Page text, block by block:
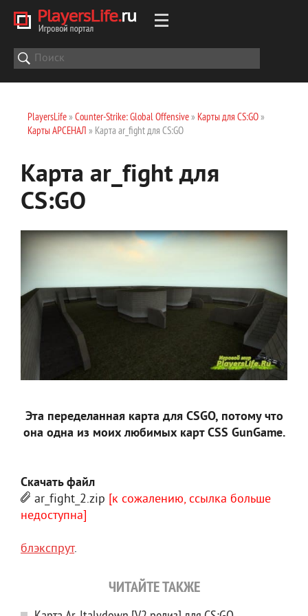
PlayersLife» Counter-Strike: Global Offensive» Карты для CS:GO»
Карты АРСЕНАЛ » Карта ar_fight для CS:GO
Карта ar_fight для
CS:GO
Эта переделанная карта для CSGO, потому что
она одна из моих любимых карт CSS GunGame.
Скачать файл
ar_fight_2.zip [к сожалению, ссылка больше
недоступна]
блэкспрут.
ЧИТАЙТЕ ТАКЖЕ